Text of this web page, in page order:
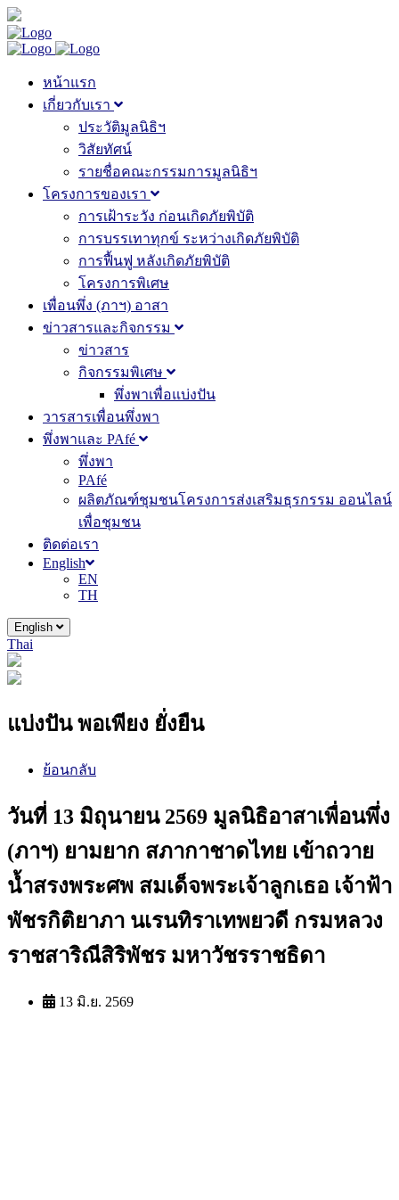
หน้าแรก
เกี่ยวกับเรา
ประวัติมูลนิธิฯ
วิสัยทัศน์
รายชื่อคณะกรรมการมูลนิธิฯ
โครงการของเรา
การเฝ้าระวัง ก่อนเกิดภัยพิบัติ
การบรรเทาทุกข์ ระหว่างเกิดภัยพิบัติ
การฟื้นฟู หลังเกิดภัยพิบัติ
โครงการพิเศษ
เพื่อนพึ่ง (ภาฯ) อาสา
ข่าวสารและกิจกรรม
ข่าวสาร
กิจกรรมพิเศษ
พึ่งพาเพื่อแบ่งปัน
วารสารเพื่อนพึ่งพา
พึ่งพาและ PAfé
พึ่งพา
PAfé
ผลิตภัณฑ์ชุมชนโครงการส่งเสริมธุรกรรม ออนไลน์
เพื่อชุมชน
ติดต่อเรา
English
EN
TH
English
Thai
แบ่งปัน พอเพียง ยั่งยืน
ย้อนกลับ
วันที่ 13 มิถุนายน 2569 มูลนิธิอาสาเพื่อนพึ่ง
(ภาฯ) ยามยาก สภากาชาดไทย เข้าถวาย
น้ำสรงพระศพ สมเด็จพระเจ้าลูกเธอ เจ้าฟ้า
พัชรกิติยาภา นเรนทิราเทพยวดี กรมหลวง
ราชสาริณีสิริพัชร มหาวัชรราชธิดา
13 มิ.ย. 2569